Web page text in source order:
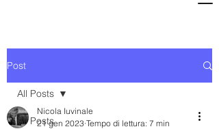
Post
All Posts
All Posts
Nicola Iuvinale
21 gen 2023 Tempo di lettura: 7 min